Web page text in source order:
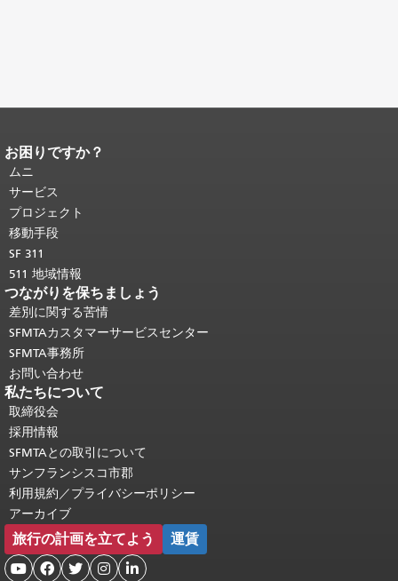
ページコンテンツの終わり。
ジの残りの部分はすべてのページで繰
り返されます。
頭に戻る。
お困りですか？
ムニ
サービス
プロジェクト
移動手段
SF 311
511 地域情報
つながりを保ちましょう
差別に関する苦情
SFMTAカスタマーサービスセンター
SFMTA事務所
お問い合わせ
私たちについて
取締役会
採用情報
SFMTAとの取引について
サンフランシスコ市郡
利用規約／プライバシーポリシー
アーカイブ
旅行の計画を立てよう 運賃
    